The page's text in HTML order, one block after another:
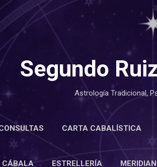
Ir al
Segundo
Astrología Tradicional,
CARTA CABALÍSTICA
ENCICLOPEDIA ESTRELLERÍA
CÁBALA
ESTRELLERÍA MERIDIAN